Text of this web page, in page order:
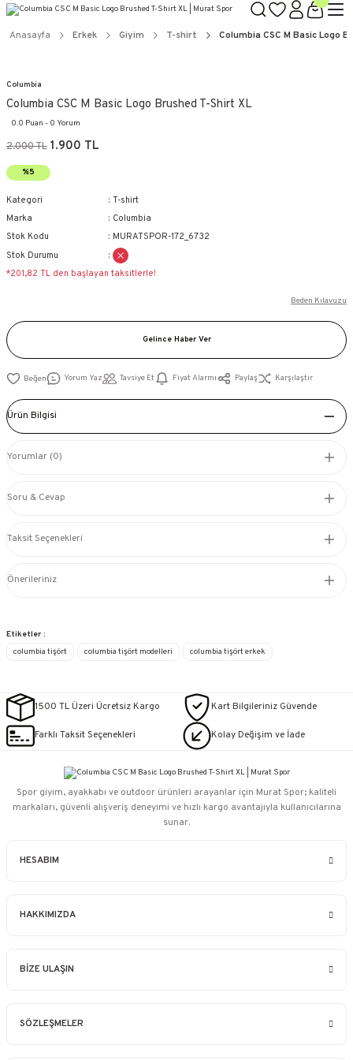
Anasayfa Erkek Giyim T-shirt Columbia CSC M Basic Logo
Columbia
Columbia CSC M Basic Logo Brushed T-Shirt XL
0.0 Puan - 0 Yorum
2.000 TL 1.900 TL
%5
Kategori
T-shirt
Marka
Columbia
Stok Kodu
MURATSPOR-172_6732
Stok Durumu
*201,82 TL den başlayan taksitlerle!
Beden Kılavuzu
Gelince Haber Ver
Yorum Yaz Tavsiye Et Fiyat Alarmı Paylaş Karşılaştır
Ürün Bilgisi
Yorumlar (0)
Soru & Cevap
Taksit Seçenekleri
Önerileriniz
Etiketler :
columbia tişört
columbia tişört modelleri columbia tişört erkek
1500 TL Üzeri Ücretsiz Kargo Kart Bilgileriniz Güvende
Farklı Taksit Seçenekleri Kolay Değişim ve İade
HESABIM
HAKKIMIZDA
BİZE ULAŞIN
SÖZLEŞMELER
Spor giyim, ayakkabı ve outdoor ürünleri arayanlar için Murat Spor; kaliteli
markaları, güvenli alışveriş deneyimi ve hızlı kargo avantajıyla kullanıcılarına
sunar.